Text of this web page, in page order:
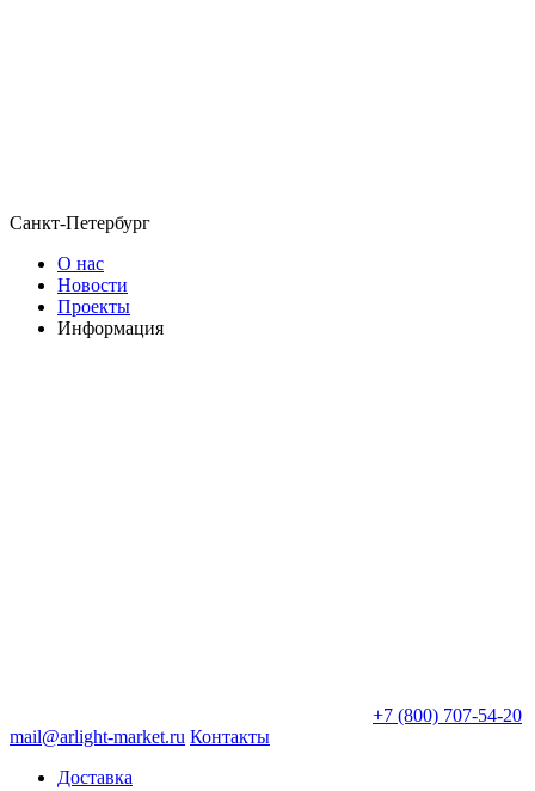
Санкт-Петербург
О нас
Новости
Проекты
Информация
+7 (800) 707-54-20
mail@arlight-market.ru Контакты
Доставка